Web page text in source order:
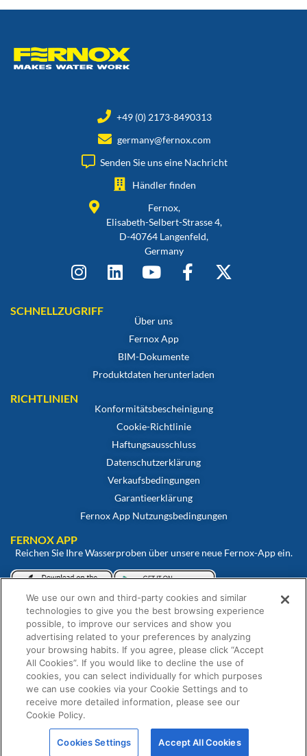
+49 (0) 2173-8490313
germany@fernox.com
Senden Sie uns eine Nachricht
Händler finden
Fernox,
Elisabeth-Selbert-Strasse 4,
D-40764 Langenfeld,
Germany
SCHNELLZUGRIFF
Über uns
Fernox App
BIM-Dokumente
Produktdaten herunterladen
RICHTLINIEN
Konformitätsbescheinigung
Cookie-Richtlinie
Haftungsausschluss
Datenschutzerklärung
Verkaufsbedingungen
Garantieerklärung
Fernox App Nutzungsbedingungen
FERNOX APP
Reichen Sie Ihre Wasserproben über unsere neue Fernox-App ein.
Betrachten und überwachen Sie Ihre Proben über unser Fernox-
Webportal.
vorbehalten.
We use our own and third-party cookies and similar
technologies to give you the best browsing experience
possible, to improve our services and show you
advertising related to your preferences by analyzing
your browsing habits. If you agree, please click “Accept
All Cookies”. If you would like to decline the use of
cookies, you can select individually for which purposes
we can use cookies via your Cookie Settings and to
receive more detailed information, please see our
Cookie Policy.
Cookies Settings Accept All Cookies